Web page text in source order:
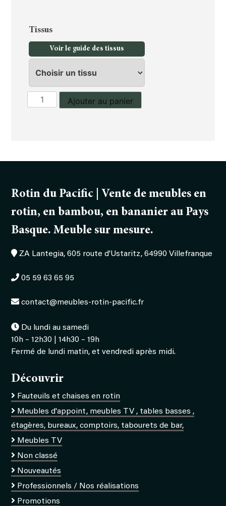
Tissus
Voir le guide des tissus
quantité
de
Ajouter au panier
Rotin du Pacific | Vente de meubles en
rotin, en bambou, en bananier au Pays
Basque. Meuble sur mesure.
ZA Lantegia, 605 route d'Ustaritz, 64990 Villefranque
05 59 63 65 95
contact@meubles-rotin-pacific.fr
Du lundi au samedi
10h – 12h30 | 14h30 – 19h
Fermé de lundi matin, et vendredi après midi.
Découvrir
Fauteuils et chaises en rotin
Meubles d'appoint, meubles TV , tables basses ,
étagères, bureaux, comptoirs, tabourets de bar,
Meubles TV
Non classé
Nouveautés
Professionnels / Nos réalisations
Promotions